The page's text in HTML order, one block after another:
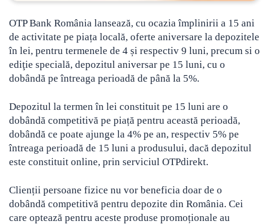
OTP Bank România lansează, cu ocazia împlinirii a 15 ani
de activitate pe piața locală, oferte aniversare la depozitele
în lei, pentru termenele de 4 și respectiv 9 luni, precum si o
ediţie specială, depozitul aniversar pe 15 luni, cu o
dobândă pe întreaga perioadă de până la 5%.
Depozitul la termen în lei constituit pe 15 luni are o
dobândă competitivă pe piață pentru această perioadă,
dobândă ce poate ajunge la 4% pe an, respectiv 5% pe
întreaga perioadă de 15 luni a produsului, dacă depozitul
este constituit online, prin serviciul OTPdirekt.
Clienții persoane fizice nu vor beneficia doar de o
dobândă competitivă pentru depozite din România. Cei
care optează pentru aceste produse promoționale au